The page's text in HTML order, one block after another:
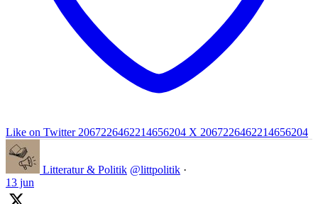
Like on Twitter 2067226462214656204 X 2067226462214656204
Litteratur & Politik @littpolitik ·
13 jun